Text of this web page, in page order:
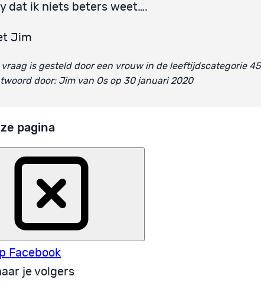
dat ik niets beters weet….
Jim
vraag is gesteld door een vrouw in de leeftijdscategorie 45
door: Jim van Os op 30 januari 2020
pagina
Facebook
je volgers